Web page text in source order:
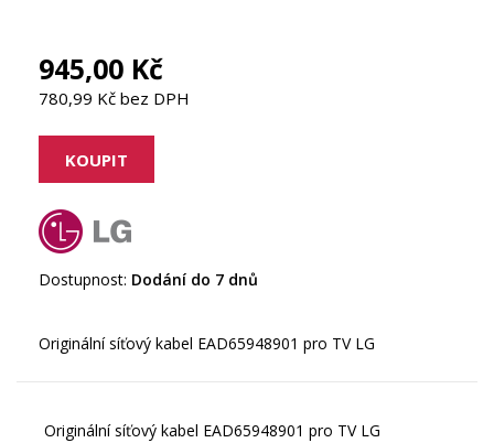
945,00 Kč
780,99 Kč bez DPH
Dostupnost: Dodání do 7 dnů
Originální síťový kabel EAD65948901 pro TV LG